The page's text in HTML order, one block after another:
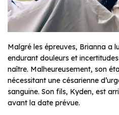
Malgré les épreuves, Brianna a
endurant douleurs et
naître. Malheureusement, son
nécessitant une césarienne
sanguine. Son fils, Kyden, est
avant la date prévue.